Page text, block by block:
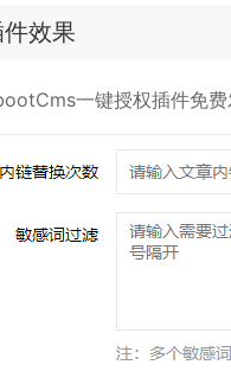
效果
一键授权插件免费